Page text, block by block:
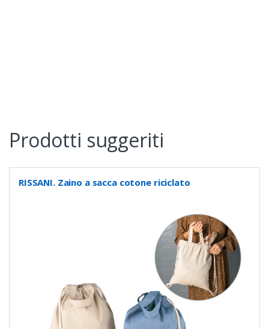
Prodotti suggeriti
RISSANI. Zaino a sacca cotone riciclato